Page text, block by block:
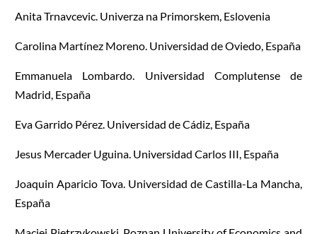
Anita Trnavcevic. Univerza na Primorskem, Eslovenia
Carolina Martínez Moreno. Universidad de Oviedo, España
Emmanuela Lombardo. Universidad Complutense de
Madrid, España
Eva Garrido Pérez. Universidad de Cádiz, España
Jesus Mercader Uguina. Universidad Carlos III, España
Joaquin Aparicio Tova. Universidad de Castilla-La Mancha,
España